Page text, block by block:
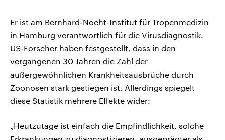
Er ist am Bernhard-Nocht-Institut für Tropenmedizin
in Hamburg verantwortlich für die Virusdiagnostik.
US-Forscher haben festgestellt, dass in den
vergangenen 30 Jahren die Zahl der
außergewöhnlichen Krankheitsausbrüche durch
Zoonosen stark gestiegen ist. Allerdings spiegelt
diese Statistik mehrere Effekte wider:
„Heutzutage ist einfach die Empfindlichkeit, solche